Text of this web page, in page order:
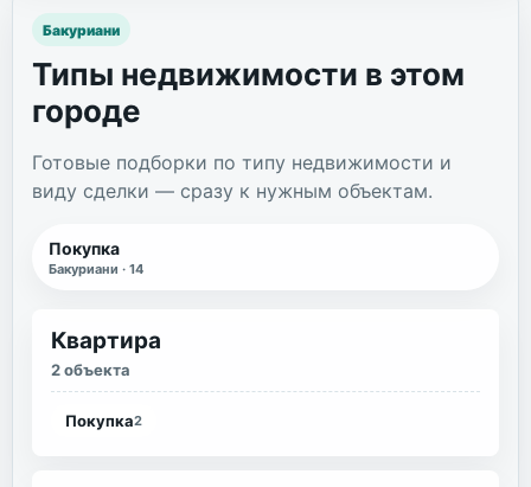
Бакуриани
Типы недвижимости в этом
городе
Готовые подборки по типу недвижимости и
виду сделки — сразу к нужным объектам.
Покупка
Бакуриани · 14
Квартира
2 объекта
Покупка2